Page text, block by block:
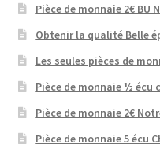
Pièce de monnaie 2€ BU
Obtenir la qualité Belle
Les seules pièces de
Pièce de monnaie ½
Pièce de monnaie 2€
Pièce de monnaie 5 écu